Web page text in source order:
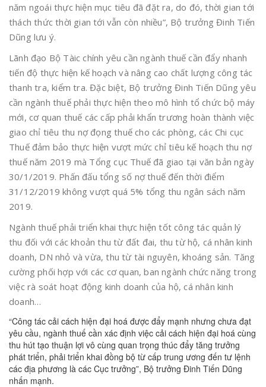
năm ngoái thực hiện mục tiêu đã đặt ra, do đó, thời gian tới
thách thức thời gian tới vẫn còn nhiều”, Bộ trưởng Đinh Tiến
Dũng lưu ý.
Lãnh đạo Bộ Tàic chính yêu cần ngành thuế cần đẩy nhanh
tiến độ thực hiện kế hoạch và nâng cao chất lượng công tác
thanh tra, kiểm tra. Đặc biệt, Bộ trưởng Đinh Tiến Dũng yêu
cần ngành thuế phải thực hiện theo mô hình tổ chức bộ máy
mới, cơ quan thuế các cấp phải khẩn trương hoàn thành việc
giao chỉ tiêu thu nợ đọng thuế cho các phòng, các Chi cục
Thuế đảm bảo thực hiện vượt mức chỉ tiêu kế hoạch thu nợ
thuế năm 2019 mà Tổng cục Thuế đã giao tại văn bản ngày
30/1/2019. Phấn đấu tổng số nợ thuế đến thời điểm
31/12/2019 không vượt quá 5% tổng thu ngân sách năm
2019.
Ngành thuế phải triển khai thực hiện tốt công tác quản lý
thu đối với các khoản thu từ đất đai, thu từ hộ, cá nhân kinh
doanh, DN nhỏ và vừa, thu từ tài nguyên, khoáng sản. Tăng
cường phối hợp với các cơ quan, ban ngành chức năng trong
việc rà soát hoạt động kinh doanh của hộ, cá nhân kinh
doanh…
“Công tác cải cách hiện đại hoá được đẩy mạnh nhưng chưa đạt
yêu cầu, ngành thuế cần xác định việc cải cách hiện đại hoá cùng
thu hút tạo thuận lợi vô cùng quan trọng thúc đẩy tăng trưởng
phát triển, phải triển khai đồng bộ từ cấp trung ương đến tư lệnh
các địa phương là các Cục trưởng”, Bộ trưởng Đinh Tiến Dũng
nhấn mạnh.